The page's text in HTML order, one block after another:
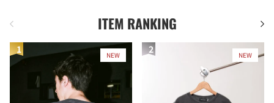
前 ITEM RANKING 次
NEW NEW